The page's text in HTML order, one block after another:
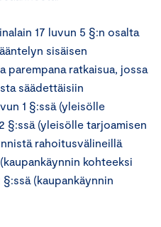
17 luvun 5 §:n osalta
sisäisen
parempana ratkaisua, jossa
säädettäisiin
1 §:ssä (yleisölle
§:ssä (yleisölle tarjoamisen
rahoitusvälineillä
kohteeksi
(kaupankäynnin